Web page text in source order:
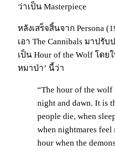
ว่าเป็น Masterpiece
หลังเสร็จสิ้นจาก Persona
เอา The Cannibals มาปรั
เป็น Hour of the Wolf โดย
หมาป่า’ นี้ว่า
“The hour of the wolf
night and dawn. It is
people die, when
when nightmares feel
hour when the